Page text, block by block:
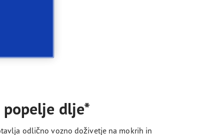
dlje*
odlično vozno doživetje na mokrih in